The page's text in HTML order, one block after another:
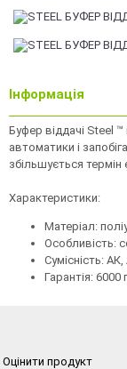
Інформація
Буфер віддачі Steel
автоматики і
збільшується термін
Характеристики:
Матеріал:
Особливість:
Сумісність:
Гарантія: 6000
Оцінити продукт